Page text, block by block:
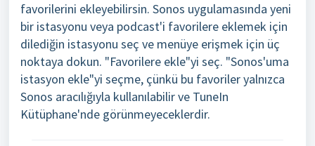
favorilerini ekleyebilirsin. Sonos uygulamasında yeni
bir istasyonu veya podcast'i favorilere eklemek için
dilediğin istasyonu seç ve menüye erişmek için üç
noktaya dokun. "Favorilere ekle"yi seç. "Sonos'uma
istasyon ekle"yi seçme, çünkü bu favoriler yalnızca
Sonos aracılığıyla kullanılabilir ve TuneIn
Kütüphane'nde görünmeyeceklerdir.